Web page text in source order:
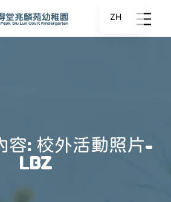
容: 校外活動照片-
LBZ
ZH